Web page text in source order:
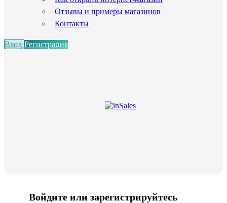
Отзывы и примеры магазинов
Контакты
Вход Регистрация
Войдите или зарегистрируйтесь